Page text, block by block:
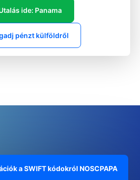
ide: Panama
pénzt külföldről
a SWIFT kódokról NOSCPAPA